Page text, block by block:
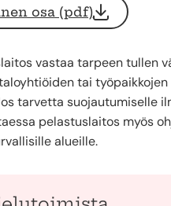
osa (pdf)
vastaa tarpeen tullen
tai
tarvetta suojautumiselle
pelastuslaitos myös
alueille.